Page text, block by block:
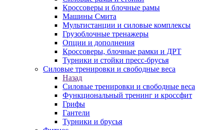
Кроссоверы и блочные рамы
Машины Смита
Мультистанции и силовые комплексы
Грузоблочные тренажеры
Опции и дополнения
Кроссоверы, блочные рамки и ДРТ
Турники и стойки пресс-брусья
Силовые тренировки и свободные веса
Назад
Силовые тренировки и свободные веса
Функциональный тренинг и кроссфит
Грифы
Гантели
Турники и брусья